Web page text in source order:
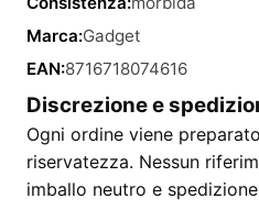
Marca:Gadget
EAN:8716718074616
Discrezione e
Ogni ordine viene
riservatezza. Nessun
imballo neutro e